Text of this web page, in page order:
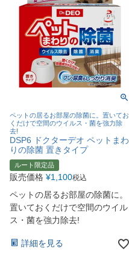
ペットの居るお部屋の除菌に。置いてお
くだけで空間のウイルス・菌を強力除
去!
DSP6 ドクターデオ ペットまわ
りの除菌 置きタイプ
ルート限定品
販売価格 ¥1,100税込
ペットの居るお部屋の除菌に。
置いておくだけで空間のウイル
ス・菌を強力除去!
詳細を見る